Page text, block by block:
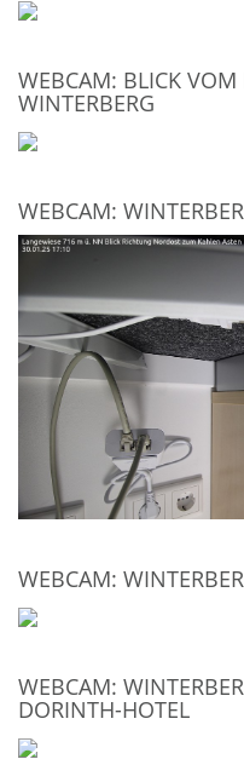
WEBCAM: BLICK VOM
WINTERBERG
WEBCAM:
WEBCAM:
WEBCAM:
DORINTH-HOTEL